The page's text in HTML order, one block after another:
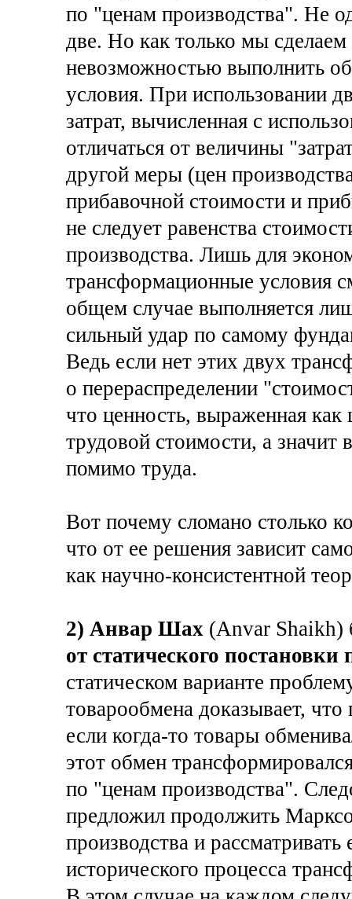
по "ценам производства". Не
две. Но как только мы
невозможностью выполнить
условия. При использовании
затрат, вычисленная с
отличаться от величины
другой меры (цен
прибавочной стоимости и
не следует равенства
производства. Лишь для
трансформационные условия
общем случае выполняется
сильный удар по самому
Ведь если нет этих двух
о перераспределении
что ценность, выраженная как
трудовой стоимости, а значит
помимо труда.
Вот почему сломано столько
что от ее решения зависит
как научно-консистентной
2) Анвар Шах (Anvar
от статического
статическом варианте
товарообмена доказывает,
если когда-то товары
этот обмен
по "ценам производства".
предложил продолжить
производства и
исторического процесса